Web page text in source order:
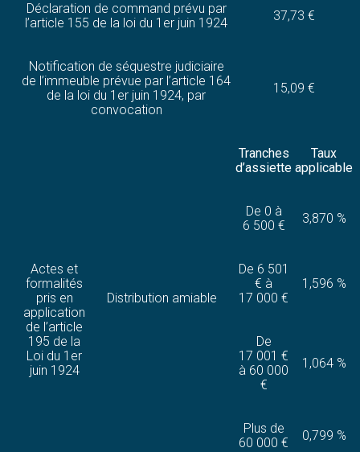
Déclaration de command prévu par
l’article 155 de la loi du 1er juin 1924
37,73 €
Notification de séquestre judiciaire
de l’immeuble prévue par l’article 164
de la loi du 1er juin 1924, par
convocation
15,09 €
Actes et
formalités
pris en
application
de l’article
195 de la
Loi du 1er
juin 1924
Distribution amiable
Tranches
d’assiette
Taux
applicable
De 0 à
6 500 €
3,870 %
De 6 501
€ à
17 000 €
1,596 %
De
17 001 €
à 60 000
€
1,064 %
Plus de
60 000 €
0,799 %